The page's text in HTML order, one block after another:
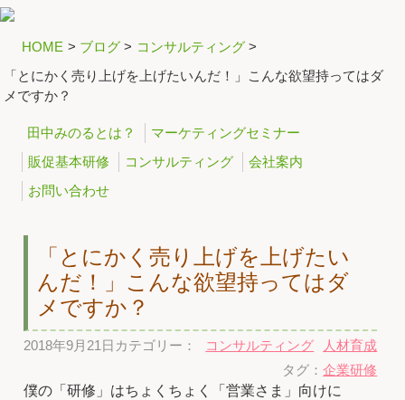
HOME > ブログ > コンサルティング >
「とにかく売り上げを上げたいんだ！」こんな欲望持ってはダ
メですか？
田中みのるとは？
マーケティングセミナー
販促基本研修
コンサルティング
会社案内
お問い合わせ
「とにかく売り上げを上げたい
んだ！」こんな欲望持ってはダ
メですか？
2018年9月21日 カテゴリー： コンサルティング
人材育成
タグ：企業研修
僕の「研修」はちょくちょく「営業さま」向けに